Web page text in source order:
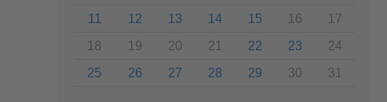
11
12 13 14 15 16
17
18
19 20 21 22 23
24
25
26 27 28 29 30 31